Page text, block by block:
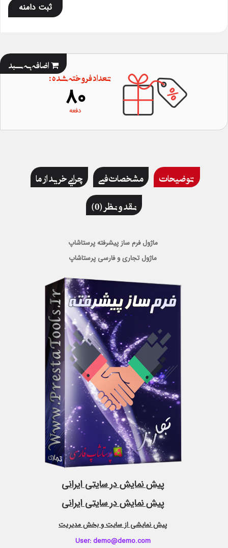
ثبت دامنه
اضافه به سبد
تعداد فروخته شده :
80
دفعه
توضیحات مشخصات فنی
چرایی خرید از ما
نقد و نظر (0)
ماژول فرم ساز پیشرفته پرستاشاپ
ماژول تجاری و فارسی پرستاشاپ
پیش نمایش در سایتی ایرانی
پیش نمایش در سایتی ایرانی
پیش نمایشی از سایت و بخش مدیریت
User: demo@demo.com